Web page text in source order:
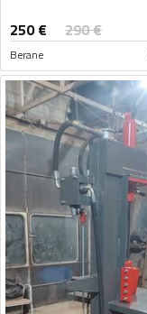
250€ 290€
Berane